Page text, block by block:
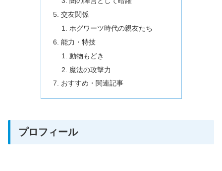
交友関係
ホグワーツ時代の親友たち
能力・特技
動物もどき
魔法の攻撃力
おすすめ・関連記事
プロフィール